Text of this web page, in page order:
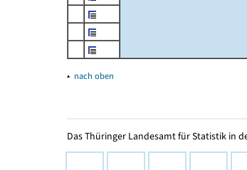
▴ nach oben
Das Thüringer Landesamt für Statistik in